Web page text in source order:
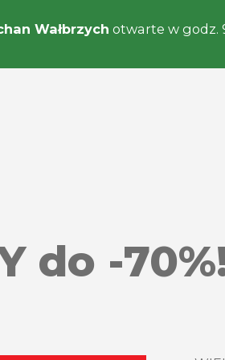
Wałbrzych otwarte w godz.
do -